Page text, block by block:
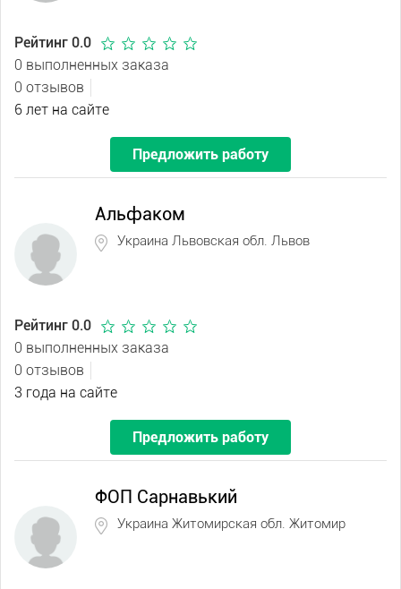
Рейтинг 0.0
0 выполненных заказа
0 отзывов
6 лет на сайте
Предложить работу
Альфаком
Украина Львовская обл. Львов
Рейтинг 0.0
0 выполненных заказа
0 отзывов
3 года на сайте
Предложить работу
ФОП Сарнавький
Украина Житомирская обл. Житомир